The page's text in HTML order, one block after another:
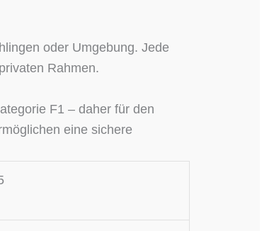
oder Umgebung. Jede
Rahmen.
F1 – daher für den
eine sichere